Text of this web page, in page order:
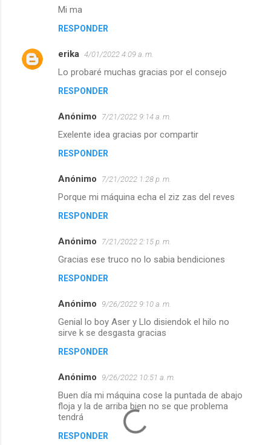
Mi ma
RESPONDER
erika 4/01/2022 4:09 a. m.
Lo probaré muchas gracias por el consejo
RESPONDER
Anónimo 7/21/2022 9:14 a. m.
Exelente idea gracias por compartir
RESPONDER
Anónimo 7/21/2022 1:28 p. m.
Porque mi máquina echa el ziz zas del reves
RESPONDER
Anónimo 7/21/2022 2:15 p. m.
Gracias ese truco no lo sabia bendiciones
RESPONDER
Anónimo 9/26/2022 9:10 a. m.
Genial lo boy Aser y Llo disiendok el hilo no
sirve k se desgasta gracias
RESPONDER
Anónimo 9/26/2022 10:51 a. m.
Buen día mi máquina cose la puntada de abajo
floja y la de arriba bien no se que problema
tendrá
RESPONDER